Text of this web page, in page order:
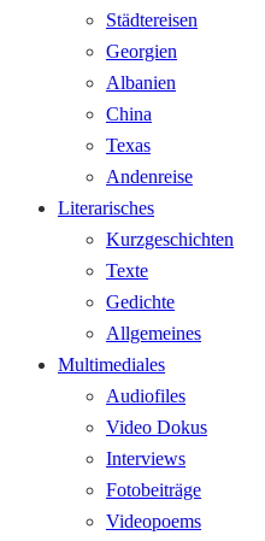
Städtereisen
Georgien
Albanien
China
Texas
Andenreise
Literarisches
Kurzgeschichten
Texte
Gedichte
Allgemeines
Multimediales
Audiofiles
Video Dokus
Interviews
Fotobeiträge
Videopoems